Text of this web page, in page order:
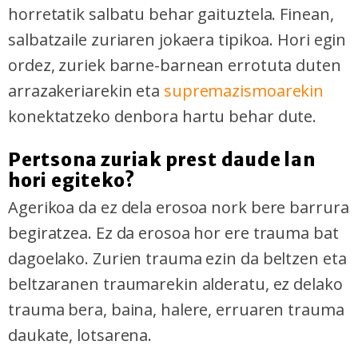
horretatik salbatu behar gaituztela. Finean,
salbatzaile zuriaren jokaera tipikoa. Hori egin
ordez, zuriek barne-barnean errotuta duten
arrazakeriarekin eta supremazismoarekin
konektatzeko denbora hartu behar dute.
Pertsona zuriak prest daude lan
hori egiteko?
Agerikoa da ez dela erosoa nork bere barrura
begiratzea. Ez da erosoa hor ere trauma bat
dagoelako. Zurien trauma ezin da beltzen eta
beltzaranen traumarekin alderatu, ez delako
trauma bera, baina, halere, erruaren trauma
daukate, lotsarena.